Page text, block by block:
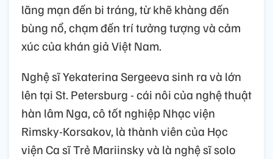
lãng mạn đến bi tráng, từ khẽ khàng đến
bùng nổ, chạm đến trí tưởng tượng và cảm
xúc của khán giả Việt Nam.
Nghệ sĩ Yekaterina Sergeeva sinh ra và lớn
lên tại St. Petersburg - cái nôi của nghệ thuật
hàn lâm Nga, cô tốt nghiệp Nhạc viện
Rimsky-Korsakov, là thành viên của Học
viện Ca sĩ Trẻ Mariinsky và là nghệ sĩ solo